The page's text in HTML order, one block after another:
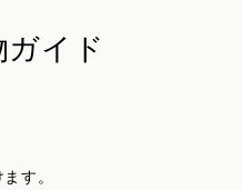
ガイド
す。